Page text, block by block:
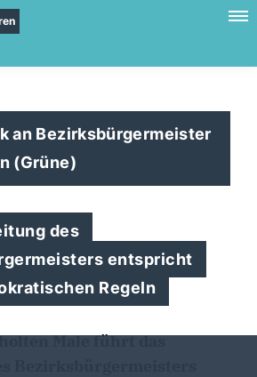
an Bezirksbürgermeister
(Grüne)
des
entspricht
Regeln
Male führt das
Bezirksbürgermeisters